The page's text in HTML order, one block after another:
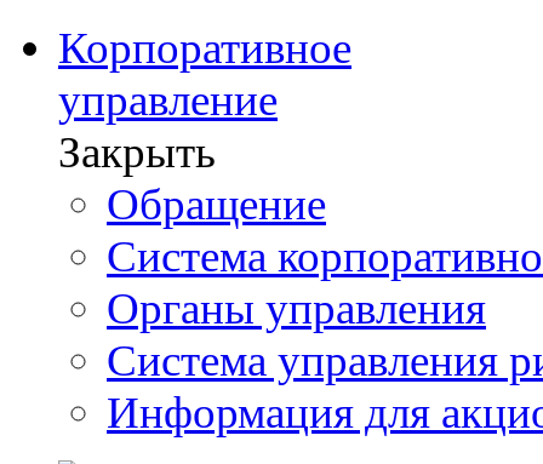
Корпоративное
управление
Закрыть
Обращение
Система
Органы управления
Система управления
Информация для